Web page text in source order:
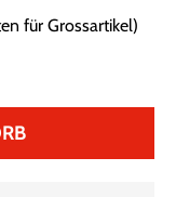
für Grossartikel)